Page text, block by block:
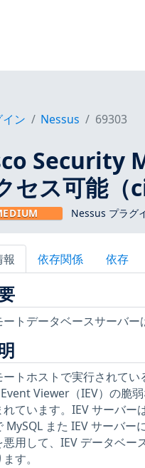
ン Nessus 69303
Security
セス可能（
Nessus プラグ
報 依存関係 依存
ートデータベースサーバー
ートホストで実行されて
Viewer（IEV）の脆
れています。IEV サーバー
MySQL また IEV サーバ
悪用して、IEV データベ
す。